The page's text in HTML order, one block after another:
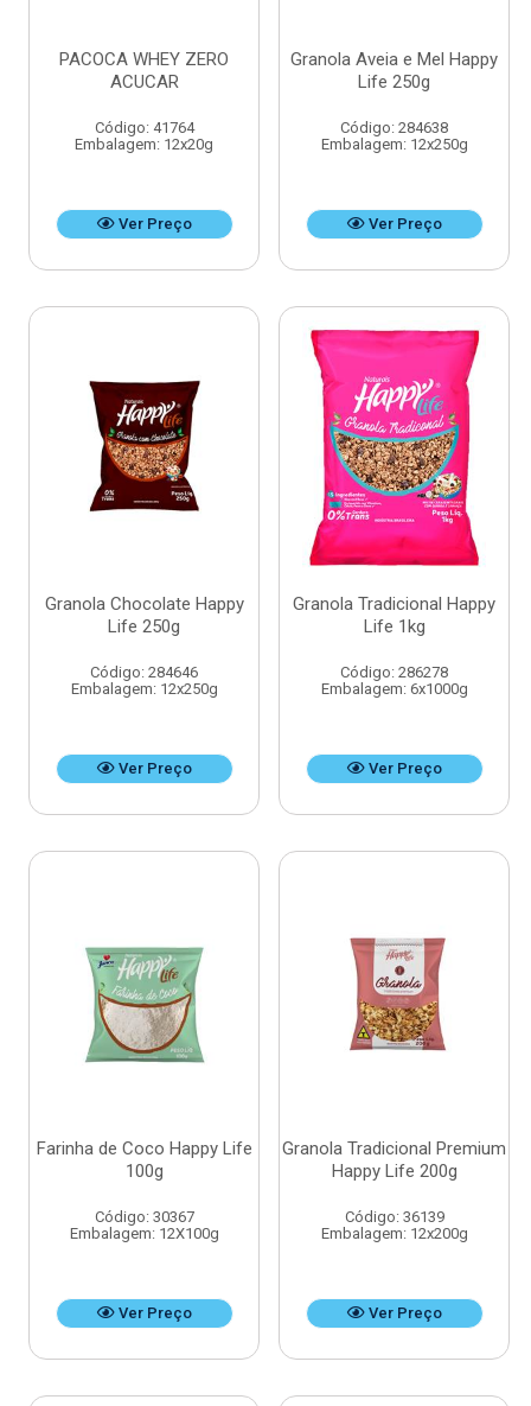
PACOCA WHEY ZERO
ACUCAR
Código: 41764
Embalagem: 12x20g
Ver Preço
Granola Aveia e Mel Happy
Life 250g
Código: 284638
Embalagem: 12x250g
Ver Preço
Granola Chocolate Happy
Life 250g
Código: 284646
Embalagem: 12x250g
Ver Preço
Granola Tradicional Happy
Life 1kg
Código: 286278
Embalagem: 6x1000g
Ver Preço
Farinha de Coco Happy Life
100g
Código: 30367
Embalagem: 12X100g
Ver Preço
Granola Tradicional Premium
Happy Life 200g
Código: 36139
Embalagem: 12x200g
Ver Preço